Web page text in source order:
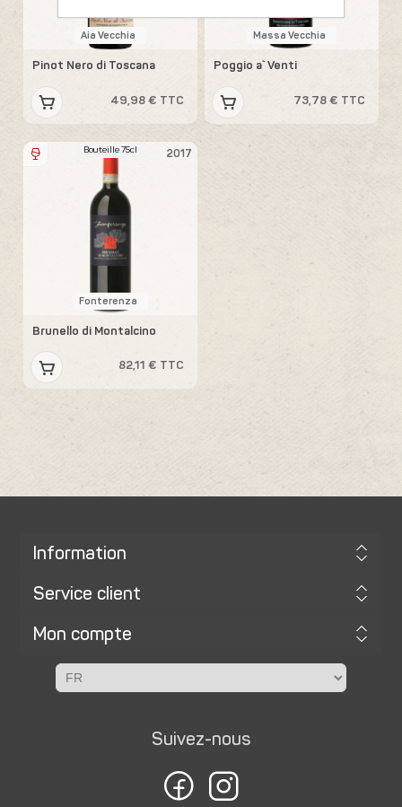
Aia Vecchia
Pinot Nero di Toscana
49,98 € TTC
Massa Vecchia
Poggio a` Venti
73,78 € TTC
2017
Bouteille 75cl
Fonterenza
Brunello di Montalcino
82,11 € TTC
Information
Service client
Mon compte
Suivez-nous